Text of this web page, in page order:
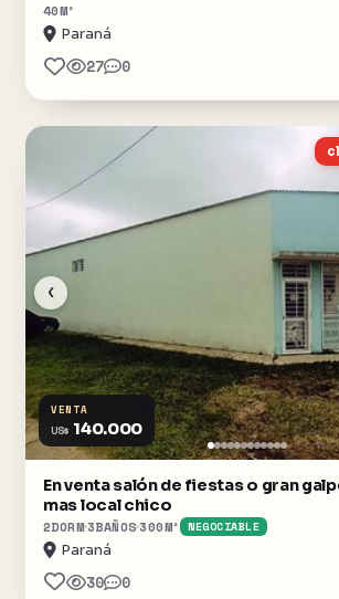
40M²
Paraná
27 0
‹
VENTA
US$ 140.000
En venta salón de fiestas o gran
mas local chico
2DORM3BAÑOS300M² NEGOCIABLE
Paraná
30 0